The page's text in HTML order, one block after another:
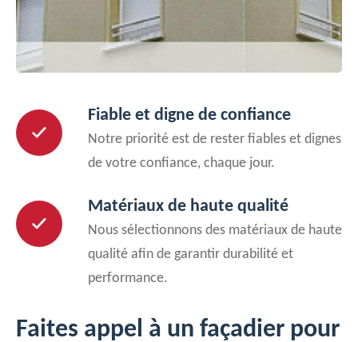
Fiable et digne de confiance
Notre priorité est de rester fiables et dignes
de votre confiance, chaque jour.
Matériaux de haute qualité
Nous sélectionnons des matériaux de haute
qualité afin de garantir durabilité et
performance.
Faites appel à un façadier pour